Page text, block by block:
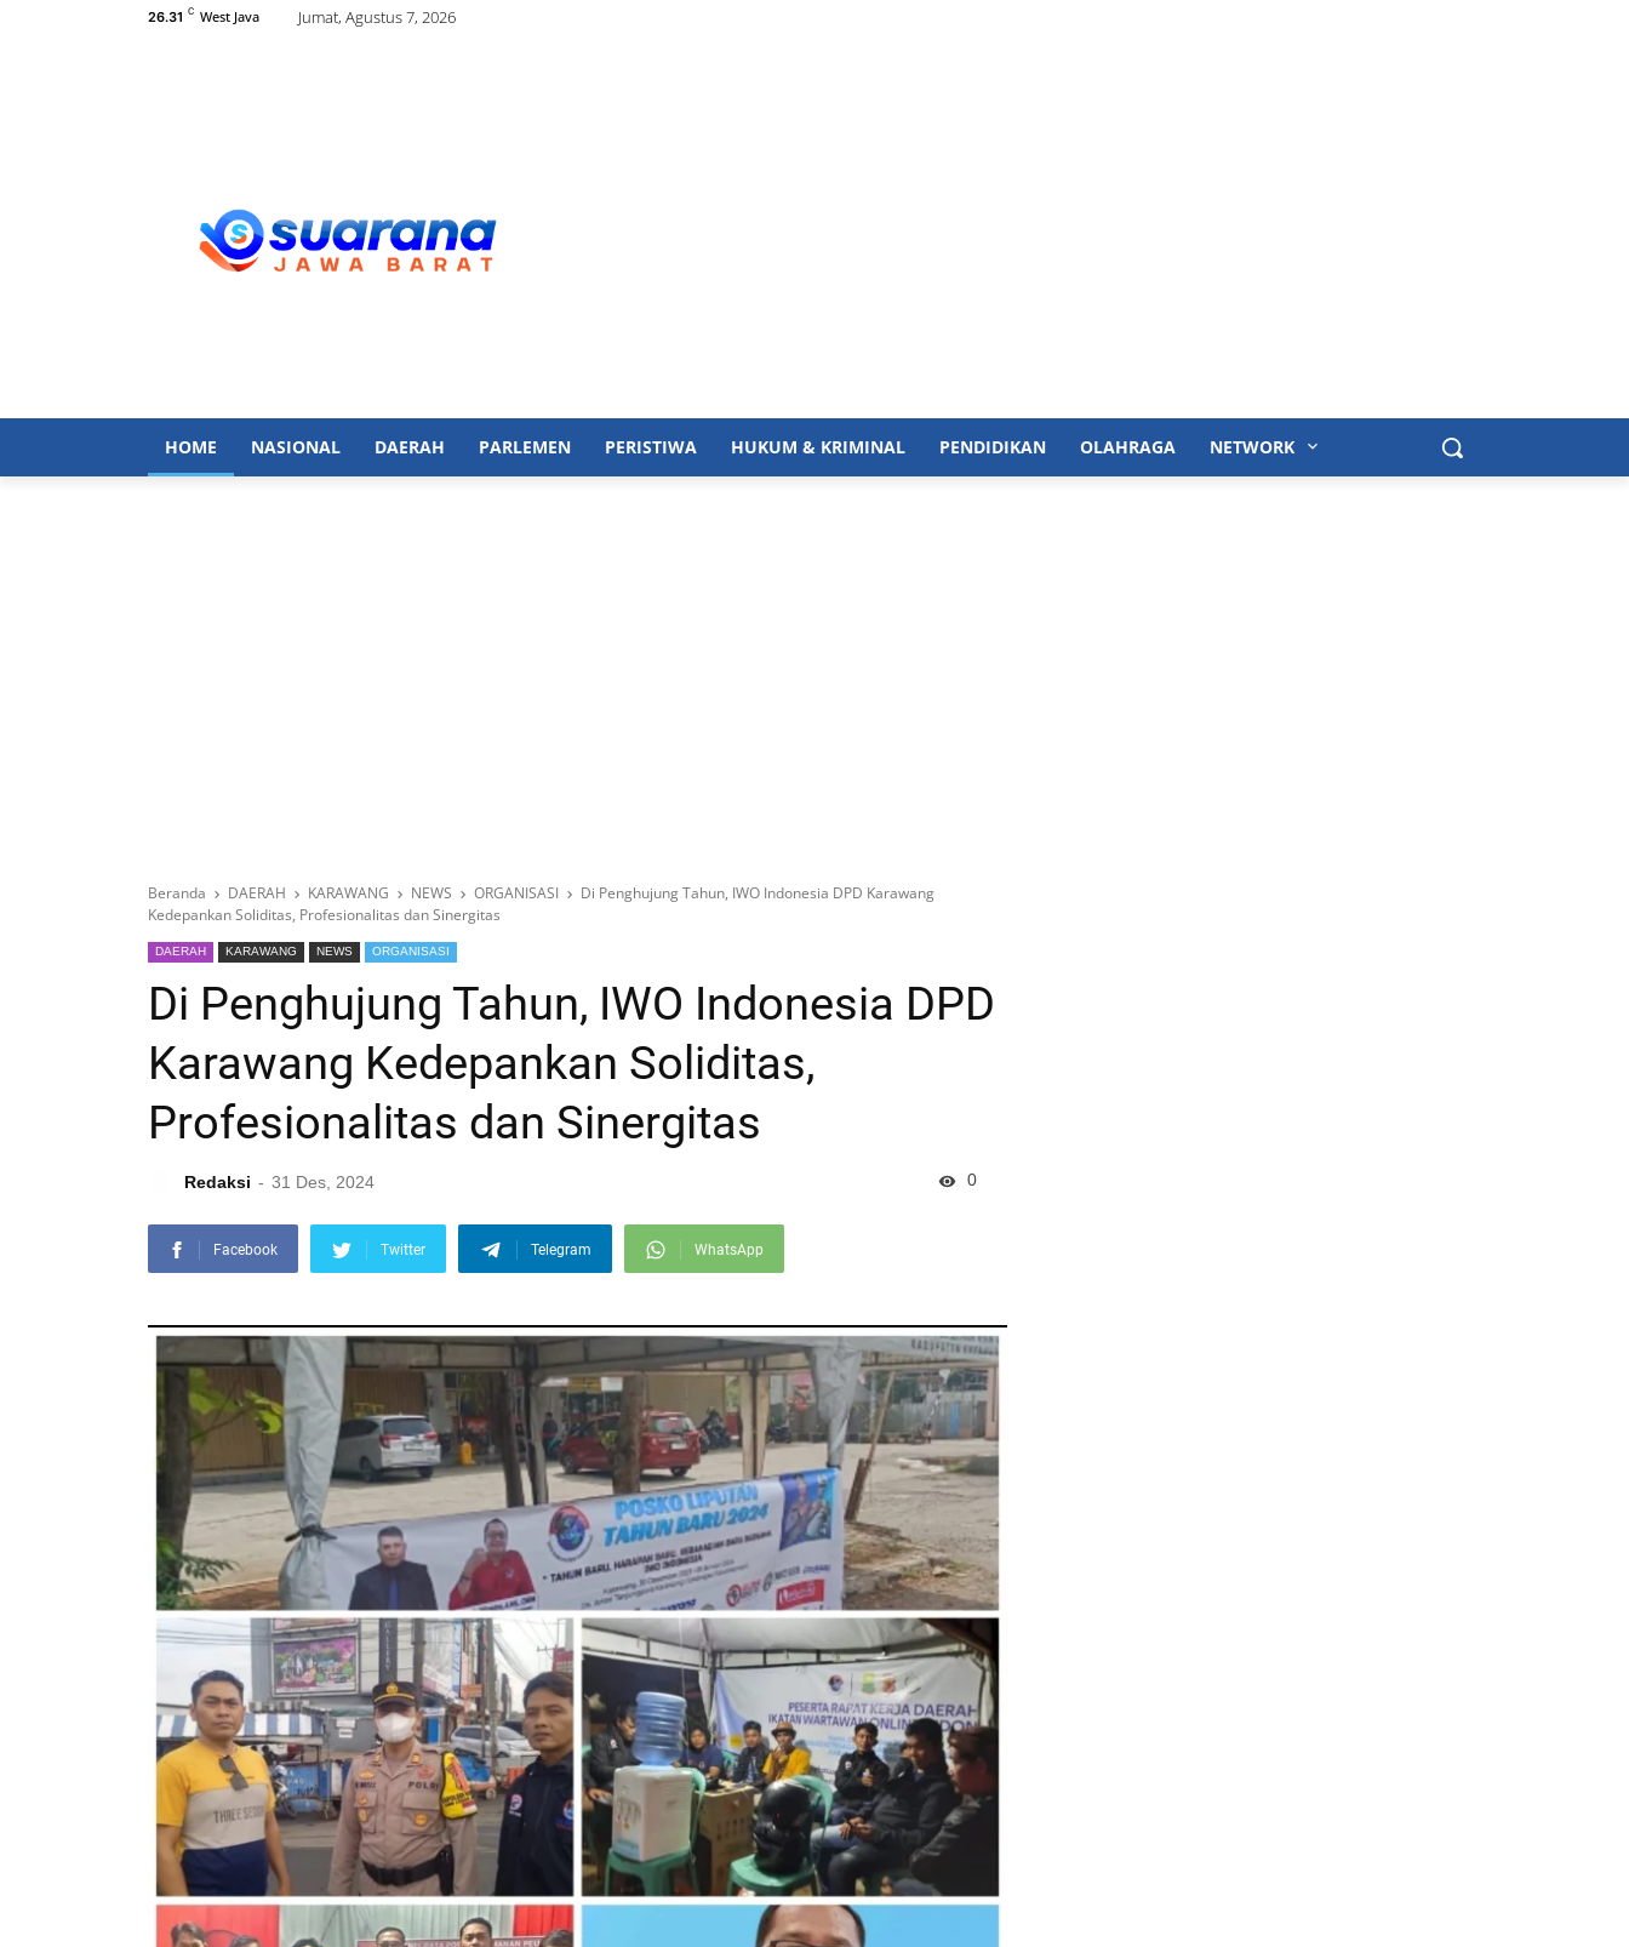
26.31 C West Java Jumat, Agustus 7, 2026
HOME NASIONAL DAERAH PARLEMEN PERISTIWA HUKUM & KRIMINAL PENDIDIKAN OLAHRAGA NETWORK
Beranda DAERAH KARAWANG NEWS ORGANISASI
Di Penghujung Tahun, IWO Indonesia DPD Karawang
Kedepankan Soliditas, Profesionalitas dan Sinergitas
DAERAH KARAWANG NEWS ORGANISASI
Di Penghujung Tahun, IWO Indonesia DPD
Karawang Kedepankan Soliditas,
Profesionalitas dan Sinergitas
Redaksi 31 Des, 2024 0
Facebook Twitter Telegram WhatsApp